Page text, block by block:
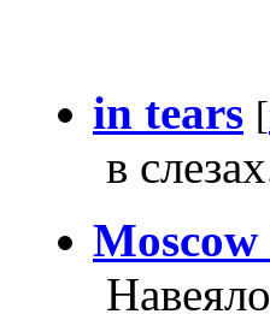
in tears [
в
Moscow